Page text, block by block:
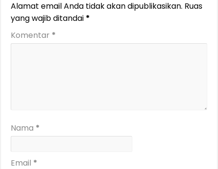
Alamat email Anda tidak akan dipublikasikan. Ruas
yang wajib ditandai *
Komentar *
Nama *
Email *